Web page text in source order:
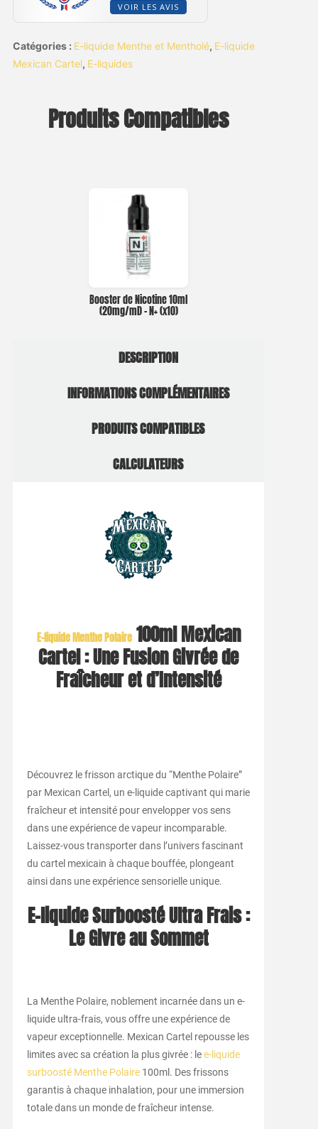
VOIR LES AVIS
Catégories : E-liquide Menthe et Mentholé, E-liquide
Mexican Cartel, E-liquides
Produits Compatibles
Booster de Nicotine 10ml
(20mg/ml) – N+ (x10)
DESCRIPTION
INFORMATIONS COMPLÉMENTAIRES
PRODUITS COMPATIBLES
CALCULATEURS
E-liquideMenthe Polaire100ml Mexican
Cartel : Une Fusion Givrée de
Fraîcheur et d’Intensité
Découvrez le frisson arctique du “Menthe Polaire”
par Mexican Cartel, un e-liquide captivant qui marie
fraîcheur et intensité pour envelopper vos sens
dans une expérience de vapeur incomparable.
Laissez-vous transporter dans l’univers fascinant
du cartel mexicain à chaque bouffée, plongeant
ainsi dans une expérience sensorielle unique.
E-liquide Surboosté Ultra Frais :
Le Givre au Sommet
La Menthe Polaire, noblement incarnée dans un e-
liquide ultra-frais, vous offre une expérience de
vapeur exceptionnelle. Mexican Cartel repousse les
limites avec sa création la plus givrée : lee-liquide
surboosté Menthe Polaire100ml. Des frissons
garantis à chaque inhalation, pour une immersion
totale dans un monde de fraîcheur intense.